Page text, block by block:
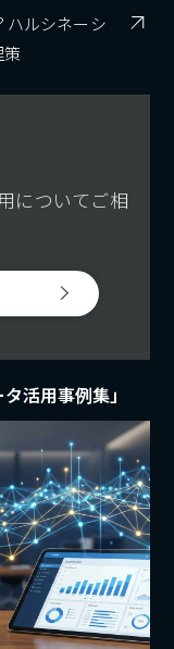
ハルシネーシ
についてご相
活用事例集」